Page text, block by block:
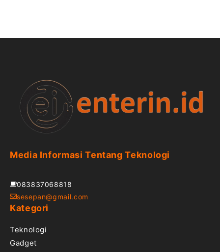
Media Informasi Tentang Teknologi
083837068818
sesepan@gmail.com
Kategori
Teknologi
Gadget